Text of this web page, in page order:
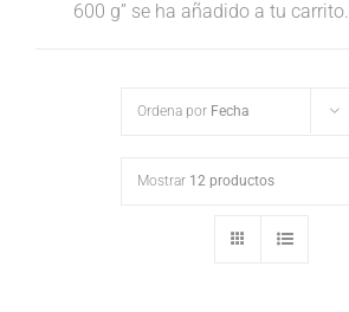
600 g” se ha añadido a tu carrito.
Ordena por Fecha
Mostrar 12 productos